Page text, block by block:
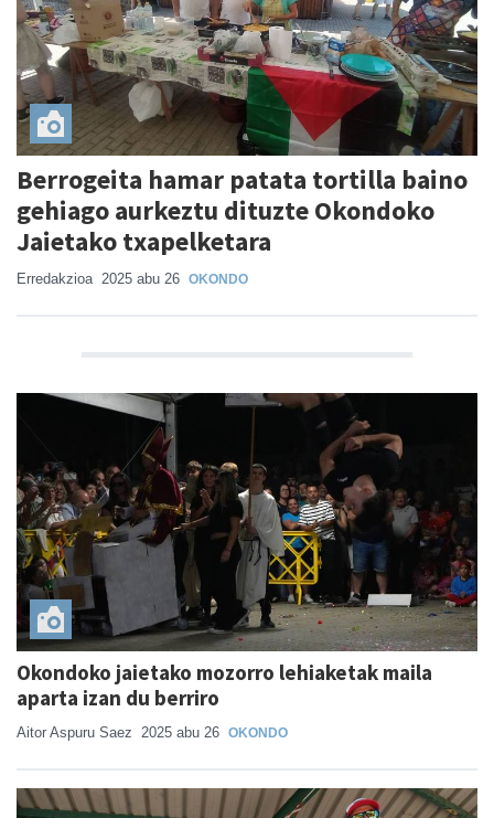
Berrogeita hamar patata tortilla baino
gehiago aurkeztu dituzte Okondoko
Jaietako txapelketara
Erredakzioa 2025 abu 26 OKONDO
Okondoko jaietako mozorro lehiaketak maila
aparta izan du berriro
Aitor Aspuru Saez 2025 abu 26 OKONDO